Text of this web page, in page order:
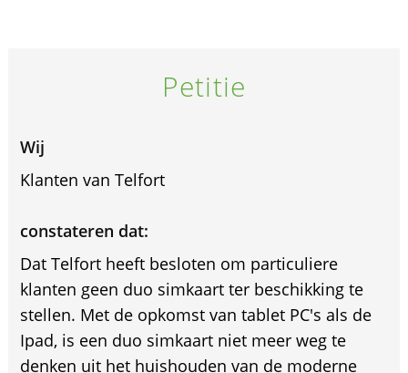
Petitie
Wij
Klanten van Telfort
constateren dat:
Dat Telfort heeft besloten om particuliere
klanten geen duo simkaart ter beschikking te
stellen. Met de opkomst van tablet PC's als de
Ipad, is een duo simkaart niet meer weg te
denken uit het huishouden van de moderne